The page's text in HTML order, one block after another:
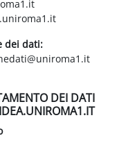
dei dati:
DEI DATI